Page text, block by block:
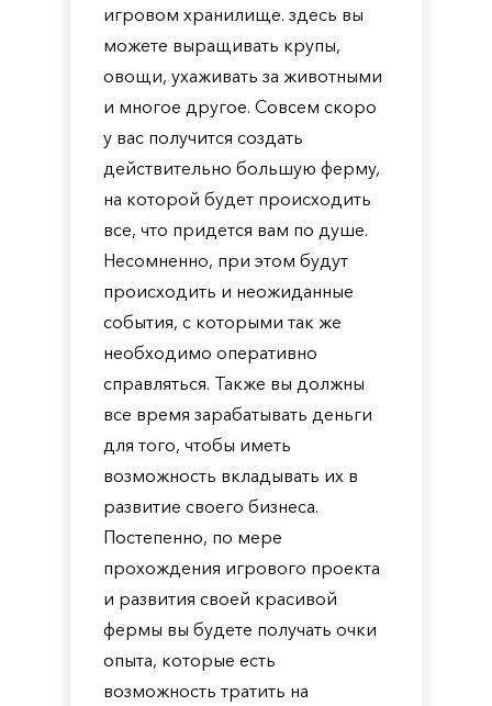
игровом хранилище. здесь вы
можете выращивать крупы,
овощи, ухаживать за животными
и многое другое. Совсем скоро
у вас получится создать
действительно большую ферму,
на которой будет происходить
все, что придется вам по душе.
Несомненно, при этом будут
происходить и неожиданные
события, с которыми так же
необходимо оперативно
справляться. Также вы должны
все время зарабатывать деньги
для того, чтобы иметь
возможность вкладывать их в
развитие своего бизнеса.
Постепенно, по мере
прохождения игрового проекта
и развития своей красивой
фермы вы будете получать очки
опыта, которые есть
возможность тратить на